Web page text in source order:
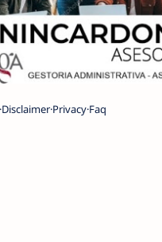
DisclaimerPrivacyFaq